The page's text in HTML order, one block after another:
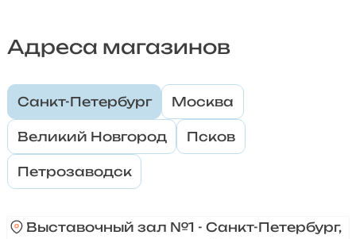
Адреса магазинов
Санкт-Петербург Москва
Великий Новгород Псков
Петрозаводск
Выставочный зал №1 - Санкт-Петербург,